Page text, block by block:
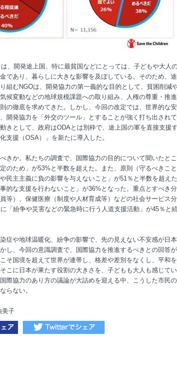
、開発途上国、特に最貧国などにとっては、子どもや大人
であり、暮らしに大きな影響を及ぼしている。そのため、
組むNGOは、開発協力の第一義的な目的として、貧困削減
候変動などの地球規模課題への取り組み、人権の尊重・推
の徹底を求めてきた。しかし、今回の改定では、世界的な
開発協力を「外交のツール」とすることが強く打ち出され
きとして、政府はODAとは別枠で、途上国の軍を直接支援
支援（OSA）」を新たに導入した。
きか。私たちの調査で、国際協力の目的について聞いたと
定のため」が53%と半数を超えた。また、原則（守るべきこ
民主主義に負の影響を与えないこと」が51％と半数を超え
的な支援を行わないこと」が36%となった。重点とすべき
等）、保健医療（制度や人材育成等）などの社会サービス
「紛争や災害などの緊急時に行う人道支援活動」が45％と
症や地球温暖化、紛争の影響で、先の見えない不安感が日
し、今回の意識調査で、国際協力を推進するべきとの回答
そ国境を超えて世界が連帯し、格差や差別をなくし、平和
こに日本が果たす役割の大きさを、子どもも大人も感じて
際協力のあり方の議論が大詰めを迎える中、こうした市民
らない。
美子